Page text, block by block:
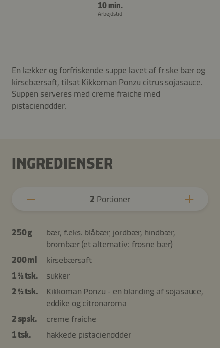
10 min.
Arbejdstid
En lækker og forfriskende suppe lavet af friske bær og
kirsebærsaft, tilsat Kikkoman Ponzu citrus sojasauce.
Suppen serveres med creme fraiche med
pistacienødder.
INGREDIENSER
2 Portioner
250 g
bær, f.eks. blåbær, jordbær, hindbær,
brombær (et alternativ: frosne bær)
200 ml
kirsebærsaft
1 ½ tsk.
sukker
2 ½ tsk.
Kikkoman Ponzu - en blanding af sojasauce,
eddike og citronaroma
2 spsk.
creme fraiche
1 tsk.
hakkede pistacienødder